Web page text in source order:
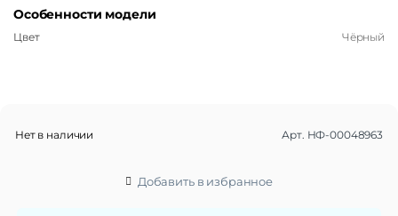
Особенности модели
Цвет Чёрный
Нет в наличии Арт. НФ-00048963
Добавить в избранное